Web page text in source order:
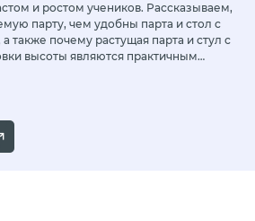
и ростом учеников. Рассказываем,
парту, чем удобны парта и стол с
также почему растущая парта и стул с
высоты являются практичным